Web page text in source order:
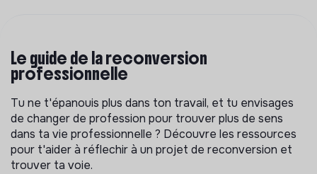
Le guide de la reconversion
professionnelle
Tu ne t'épanouis plus dans ton travail, et tu envisages
de changer de profession pour trouver plus de sens
dans ta vie professionnelle ? Découvre les ressources
pour t'aider à réflechir à un projet de reconversion et
trouver ta voie.